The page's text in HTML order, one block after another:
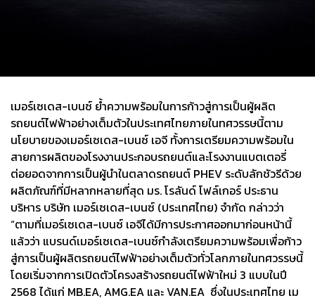
เมอร์เซเดส-เบนซ์ ย้ำความพร้อมในการก้าวสู่การเป็นผู้ผลิต
รถยนต์ไฟฟ้าอย่างเต็มตัวในประเทศไทยภายในทศวรรษนี้ตาม
นโยบายของเมอร์เซเดส-เบนซ์ เอจี ทั้งการเตรียมความพร้อมใน
สายการผลิตของโรงงานประกอบรถยนต์และโรงงานแบตเตอรี่
ต่อยอดจากการเป็นผู้นำในตลาดรถยนต์ PHEV ระดับลักชัวรีด้วย
ผลิตภัณฑ์ที่มีหลากหลายที่สุด มร. โรลันด์ โฟล์เกอร์ ประธาน
บริหาร บริษัท เมอร์เซเดส-เบนซ์ (ประเทศไทย) จำกัด กล่าวว่า
“ตามที่เมอร์เซเดส-เบนซ์ เอจีได้มีการประกาศออกมาก่อนหน้านี้
แล้วว่า แบรนด์เมอร์เซเดส-เบนซ์กำลังเตรียมความพร้อมเพื่อก้าว
สู่การเป็นผู้ผลิตรถยนต์ไฟฟ้าอย่างเต็มตัวทั่วโลกภายในทศวรรษนี้
โดยเริ่มจากการเปิดตัวโครงสร้างรถยนต์ไฟฟ้าใหม่ 3 แบบในปี
2568 ได้แก่ MB.EA, AMG.EA และ VAN.EA ซึ่งในประเทศไทย เม